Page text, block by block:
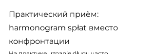
Практический приём:
harmonogram spłat вместо
конфронтации